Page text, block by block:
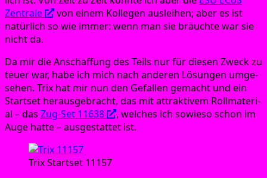
Zen­tra­le
von einem Kol­le­gen aus­lei­hen; aber es ist
natür­lich so wie immer: wenn man sie bräuch­te war sie
nicht da.
Da mir die Anschaf­fung des Teils nur für die­sen Zweck zu
teu­er war, habe ich mich nach ande­ren Lösun­gen umge­
se­hen. Trix hat mir nun den Gefal­len gemacht und ein
Start­set her­aus­ge­bracht, das mit attrak­ti­vem Roll­ma­te­ri­
al – das Zug-Set 11638
, wel­ches ich sowie­so schon im
Auge hat­te – aus­ge­stat­tet ist.
Trix Start­set 11157